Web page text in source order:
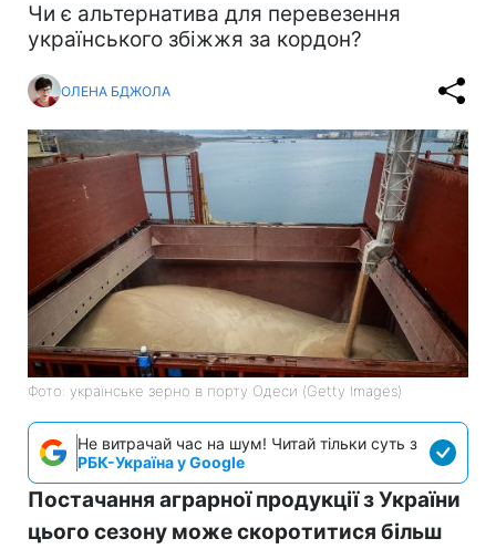
Чи є альтернатива для перевезення
українського збіжжя за кордон?
ОЛЕНА БДЖОЛА
Фото: українське зерно в порту Одеси (Getty Images)
Не витрачай час на шум! Читай тільки суть з
РБК-Україна у Google
Постачання аграрної продукції з України
цього сезону може скоротитися більш